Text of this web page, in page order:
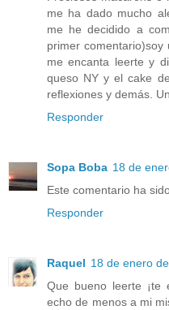
me ha dado mucho
me he decidido a
primer
me encanta leerte y
queso NY y el cake
reflexiones y demás.
Responder
Sopa Boba 18 de
Este comentario ha
Responder
Raquel 18 de enero
Que bueno leerte ¡te
echo de menos a mi